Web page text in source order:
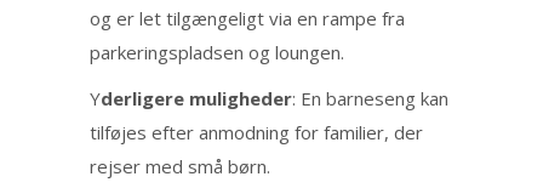
og er let tilgængeligt via en rampe fra
parkeringspladsen og loungen.
Yderligere muligheder: En barneseng kan
tilføjes efter anmodning for familier, der
rejser med små børn.